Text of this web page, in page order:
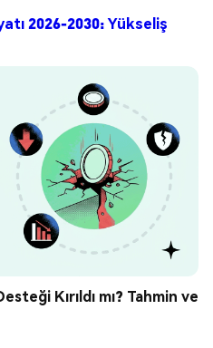
2026-2030: Yükseliş
Kırıldı mı? Tahmin ve